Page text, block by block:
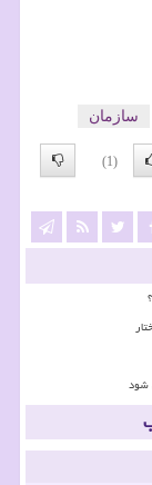
سازمان
(1)
شود